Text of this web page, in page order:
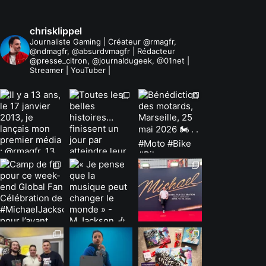
chrisklippel
Journaliste Gaming | Créateur @rmagfr,
@ndmagfr, @absurdvmagfr | Rédacteur
@presse_citron, @journaldugeek, @01net |
Streamer | YouTuber |